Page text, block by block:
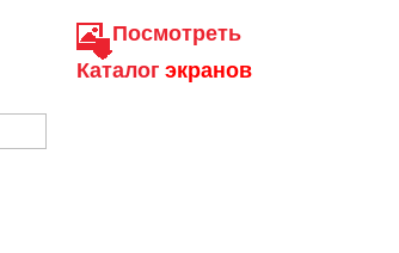
Посмотреть
Каталог экранов